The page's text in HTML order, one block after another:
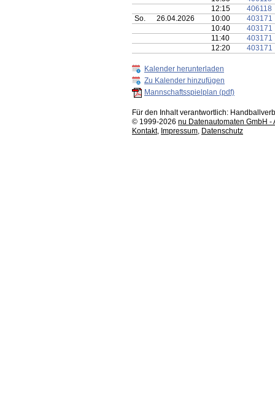
12:15
406118
So.
26.04.2026 10:00
403171
10:40
403171
11:40
403171
12:20
403171
Kalender herunterladen
Zu Kalender hinzufügen
Mannschaftsspielplan (pdf)
Für den Inhalt verantwortlich:
© 1999-2026 nu Datenautomaten GmbH
Kontakt, Impressum, Datenschutz